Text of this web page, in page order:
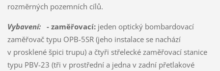
rozměrných pozemních cílů.
Vybavení: - zaměřovací:jeden optický bombardovací
zaměřovač typu OPB-5SR (jeho instalace se nachází
v prosklené špici trupu) a čtyři střelecké zaměřovací stanice
typu PBV-23 (tři v prostřední a jedna v zadní přetlakové